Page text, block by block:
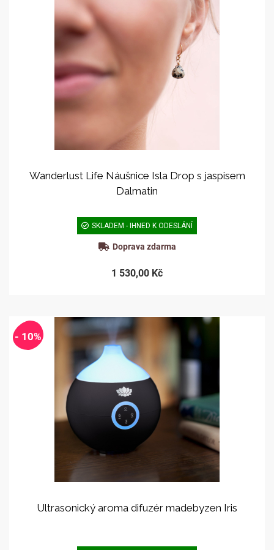
Wanderlust Life Náušnice Isla Drop s jaspisem
Dalmatin
SKLADEM - IHNED K ODESLÁNÍ
Doprava zdarma
1 530,00 Kč
- 10%
Ultrasonický aroma difuzér madebyzen Iris